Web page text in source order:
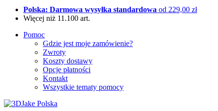
Polska: Darmowa wysyłka standardowa od 229,00 zł
Więcej niż 11.100 art.
Pomoc
Gdzie jest moje zamówienie?
Zwroty
Koszty dostawy
Opcje płatności
Kontakt
Wszystkie tematy pomocy